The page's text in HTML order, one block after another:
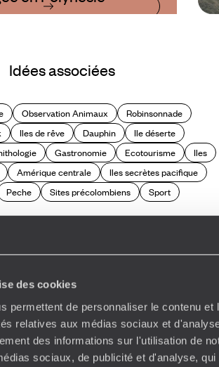
des cookies
permettent de personnaliser le contenu et
relatives aux médias sociaux et
des informations sur l'utilisation de
sociaux, de publicité et d'analyse,
Idées associées
Observation Animaux
Robinsonnade
Iles de rêve Dauphin
Ile déserte
Gastronomie Ecotourisme
Iles
Amérique centrale
Iles secrètes pacifique
Peche Sites précolombiens Sport
Voyageurs du
Monde
en toute liberté selon ses envies,
ses idées, ses passions